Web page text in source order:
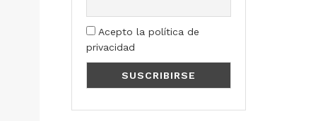
Acepto la política de
privacidad